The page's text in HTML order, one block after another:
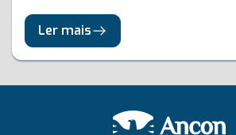
Ler mais